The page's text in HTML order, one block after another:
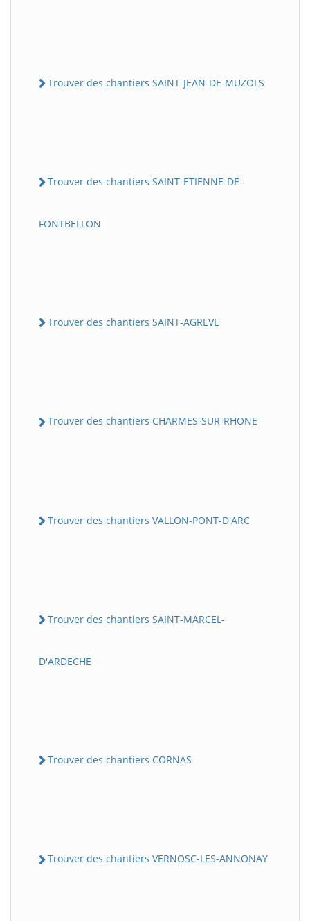
Trouver des chantiers SAINT-JEAN-DE-MUZOLS
Trouver des chantiers SAINT-ETIENNE-DE-
FONTBELLON
Trouver des chantiers SAINT-AGREVE
Trouver des chantiers CHARMES-SUR-RHONE
Trouver des chantiers VALLON-PONT-D'ARC
Trouver des chantiers SAINT-MARCEL-
D'ARDECHE
Trouver des chantiers CORNAS
Trouver des chantiers VERNOSC-LES-ANNONAY